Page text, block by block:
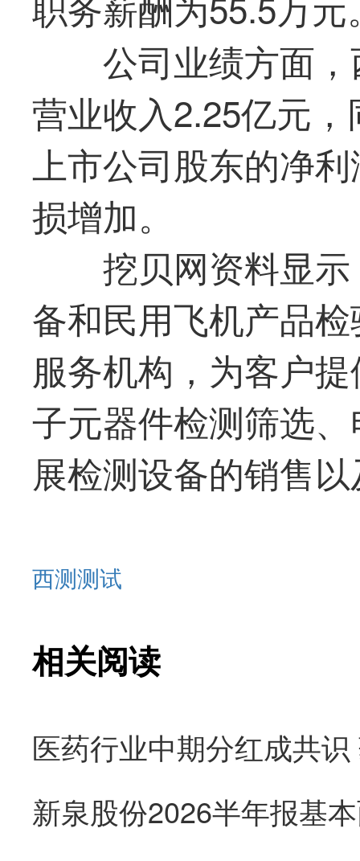
公司业绩方面
营业收入2.25亿元
上市公司股东的净
损增加。
挖贝网资料显
备和民用飞机产品
服务机构，为客户
子元器件检测筛选
展检测设备的销售
西测测试
相关阅读
医药行业中期分红成共